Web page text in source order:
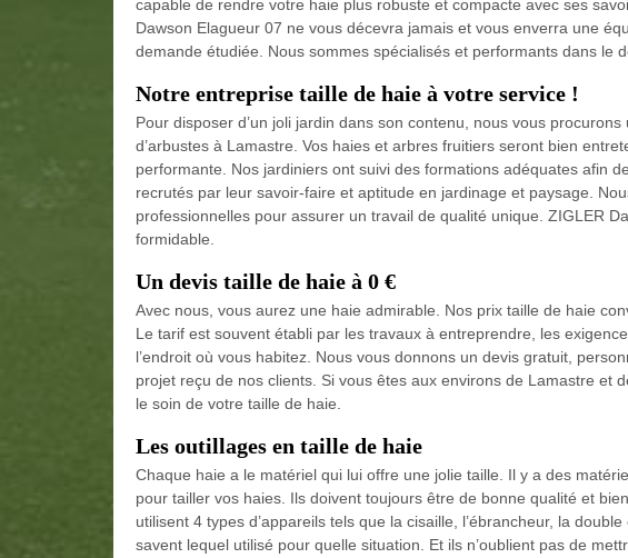
capable de rendre votre haie plus robuste et compacte avec ses
Dawson Elagueur 07 ne vous décevra jamais et vous enverra une
demande étudiée. Nous sommes spécialisés et performants dans le
Notre entreprise taille de haie à votre service !
Pour disposer d’un joli jardin dans son contenu, nous vous
d’arbustes à Lamastre. Vos haies et arbres fruitiers seront bien
performante. Nos jardiniers ont suivi des formations adéquates afin
recrutés par leur savoir-faire et aptitude en jardinage et paysage.
professionnelles pour assurer un travail de qualité unique. ZIGLER
formidable.
Un devis taille de haie à 0 €
Avec nous, vous aurez une haie admirable. Nos prix taille de haie
Le tarif est souvent établi par les travaux à entreprendre, les
l’endroit où vous habitez. Nous vous donnons un devis gratuit,
projet reçu de nos clients. Si vous êtes aux environs de Lamastre et
le soin de votre taille de haie.
Les outillages en taille de haie
Chaque haie a le matériel qui lui offre une jolie taille. Il y a des
pour tailler vos haies. Ils doivent toujours être de bonne qualité et
utilisent 4 types d’appareils tels que la cisaille, l’ébrancheur, la
savent lequel utilisé pour quelle situation. Et ils n’oublient pas de